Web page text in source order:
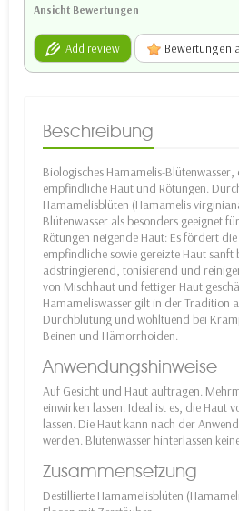
Ansicht Bewertungen
Add review Bewertungen
Beschreibung
Biologisches Hamamelis-
empfindliche Haut und Rötungen.
Hamamelisblüten (Hamamelis
Blütenwasser als besonders geeignet
Rötungen neigende Haut: Es fördert
empfindliche sowie gereizte Haut sanft
adstringierend, tonisierend und
von Mischhaut und fettiger Haut
Hamameliswasser gilt in der Tradition
Durchblutung und wohltuend bei
Beinen und Hämorrhoiden.
Anwendungshinweise
Auf Gesicht und Haut auftragen.
einwirken lassen. Ideal ist es, die Haut
lassen. Die Haut kann nach der
werden. Blütenwässer hinterlassen
Zusammensetzung
Destillierte Hamamelisblüten